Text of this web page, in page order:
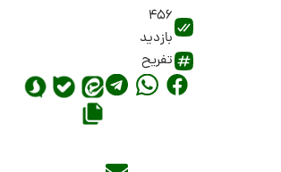
456
بازدید
تفریح